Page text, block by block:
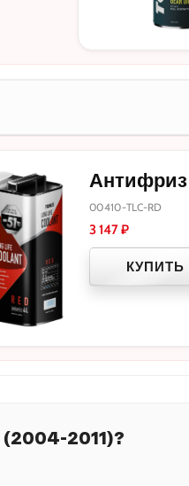
Антифриз
00410-TLC-RD
3 147₽
КУПИТЬ
(2004-2011)?